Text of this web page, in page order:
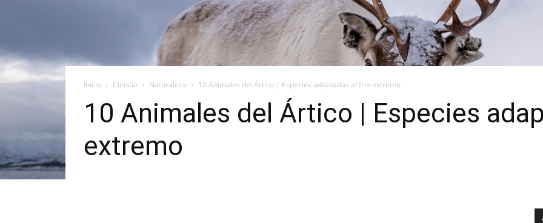
Inicio Ciencia Naturaleza 10 Animales del Ártico | Especies adaptadas al frío extremo
10 Animales del Ártico | Especies
extremo